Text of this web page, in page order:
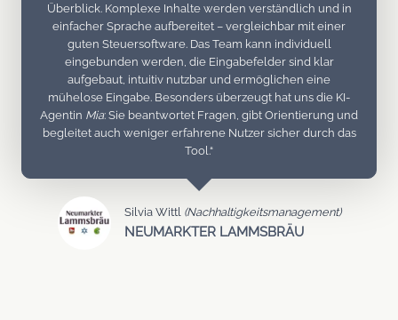
Überblick. Komplexe Inhalte werden verständlich und in
einfacher Sprache aufbereitet – vergleichbar mit einer
guten Steuersoftware. Das Team kann individuell
eingebunden werden, die Eingabefelder sind klar
aufgebaut, intuitiv nutzbar und ermöglichen eine
mühelose Eingabe. Besonders überzeugt hat uns die KI-
Agentin Mia: Sie beantwortet Fragen, gibt Orientierung und
begleitet auch weniger erfahrene Nutzer sicher durch das
Tool.“
Silvia Wittl (Nachhaltigkeitsmanagement)
NEUMARKTER LAMMSBRÄU